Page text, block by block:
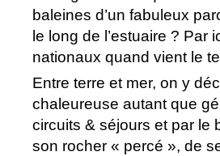
baleines d’un fabuleux
le long de l’estuaire ? Par
nationaux quand vient le
Entre terre et mer, on y
chaleureuse autant que
circuits & séjours et par le
son rocher « percé », de